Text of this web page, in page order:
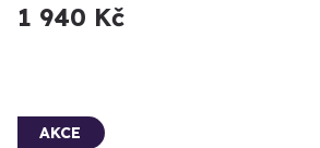
1 940 Kč
AKCE